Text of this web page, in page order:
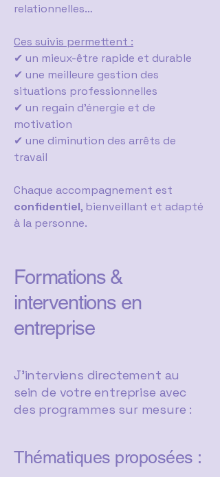
relationnelles…
Ces suivis permettent :
✔ un mieux-être rapide et durable
✔ une meilleure gestion des
situations professionnelles
✔ un regain d’énergie et de
motivation
✔ une diminution des arrêts de
travail
Chaque accompagnement est
confidentiel, bienveillant et adapté
à la personne.
Formations &
interventions en
entreprise
J’interviens directement au
sein de votre entreprise avec
des programmes sur mesure :
Thématiques proposées :